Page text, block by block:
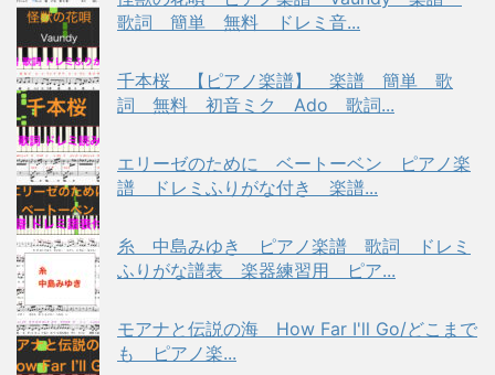
歌詞 簡単 無料 ドレミ音...
千本桜 【ピアノ楽譜】 楽譜 簡単 歌
詞 無料 初音ミク Ado 歌詞...
エリーゼのために ベートーベン ピアノ楽
譜 ドレミふりがな付き 楽譜...
糸 中島みゆき ピアノ楽譜 歌詞 ドレミ
ふりがな譜表 楽器練習用 ピア...
モアナと伝説の海 How Far I'll Go/どこまで
も ピアノ楽...